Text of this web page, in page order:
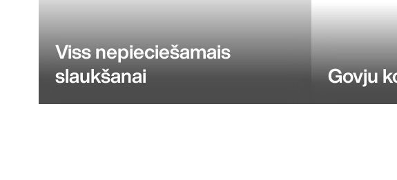
Viss nepieciešamais
slaukšanai
Govju